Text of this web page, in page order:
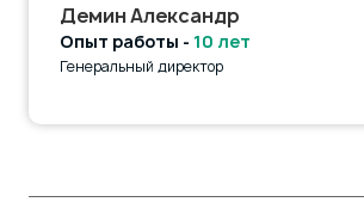
Демин Александр
Опыт работы - 10 лет
Генеральный директор